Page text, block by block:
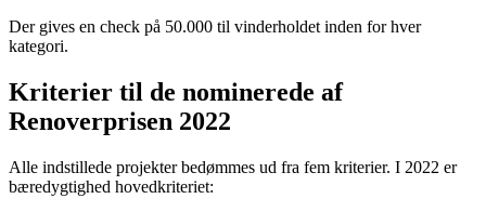
Der gives en check på 50.000 til vinderholdet inden for hver
kategori.
Kriterier til de nominerede af
Renoverprisen 2022
Alle indstillede projekter bedømmes ud fra fem kriterier. I 2022 er
bæredygtighed hovedkriteriet: